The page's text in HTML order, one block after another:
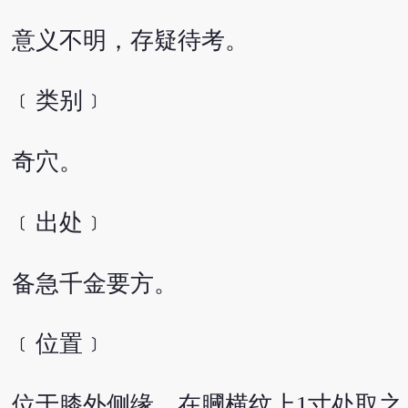
意义不明，存疑待考。
﹝类别﹞
奇穴。
﹝出处﹞
备急千金要方。
﹝位置﹞